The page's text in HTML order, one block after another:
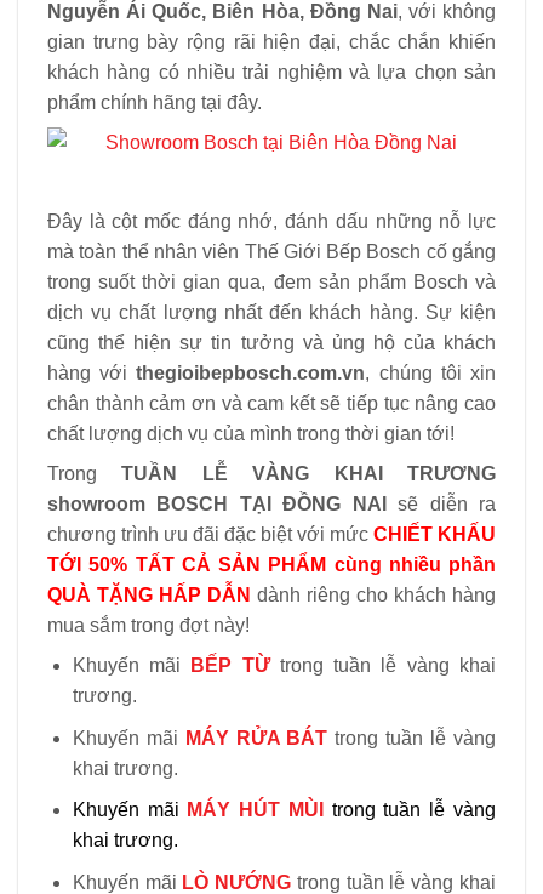
Nguyễn Ái Quốc, Biên Hòa, Đồng Nai, với không
gian trưng bày rộng rãi hiện đại, chắc chắn khiến
khách hàng có nhiều trải nghiệm và lựa chọn sản
phẩm chính hãng tại đây.
Đây là cột mốc đáng nhớ, đánh dấu những nỗ lực
mà toàn thể nhân viên Thế Giới Bếp Bosch cố gắng
trong suốt thời gian qua, đem sản phẩm Bosch và
dịch vụ chất lượng nhất đến khách hàng. Sự kiện
cũng thể hiện sự tin tưởng và ủng hộ của khách
hàng vớithegioibepbosch.com.vn, chúng tôi xin
chân thành cảm ơn và cam kết sẽ tiếp tục nâng cao
chất lượng dịch vụ của mình trong thời gian tới!
TrongTUẦN LỄ VÀNG KHAI TRƯƠNG
showroom BOSCH TẠI ĐỒNG NAI
sẽ diễn ra
chương trình ưu đãi đặc biệt với mức CHIẾT KHẤU
TỚI 50% TẤT CẢ SẢN PHẨM cùng nhiều phần
QUÀ TẶNG HẤP DẪN dành riêng cho khách hàng
mua sắm trong đợt này!
Khuyến mãi
BẾP TỪtrong tuần lễ vàng khai
trương.
Khuyến mãi MÁY RỬA BÁT trong tuần lễ vàng
khai trương.
Khuyến mãi MÁY HÚT MÙI
trong tuần lễ vàng
khai trương.
Khuyến mãi LÒ NƯỚNG trong tuần lễ vàng khai